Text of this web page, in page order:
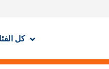
كل الفئات